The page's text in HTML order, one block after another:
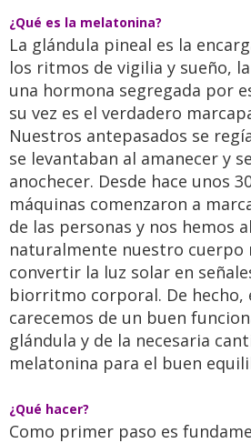
¿Qué es la melatonina?
La glándula pineal es la
los ritmos de vigilia y sueño,
una hormona segregada por
su vez es el verdadero
Nuestros antepasados se
se levantaban al amanecer y
anochecer. Desde hace unos
máquinas comenzaron a
de las personas y nos hemos
naturalmente nuestro cuerpo
convertir la luz solar en
biorritmo corporal. De hecho,
carecemos de un buen
glándula y de la necesaria
melatonina para el buen
¿Qué hacer?
Como primer paso es